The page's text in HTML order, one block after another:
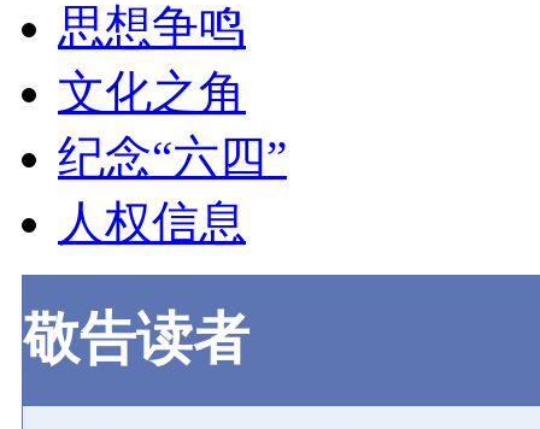
思想争鸣
文化之角
纪念“六四”
人权信息
敬告读者